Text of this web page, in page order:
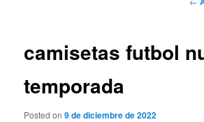
camisetas futbol
temporada
Posted on9 de diciembre de 2022